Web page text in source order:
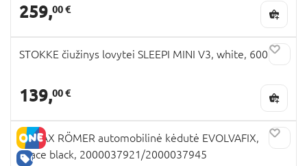
259,00 €
STOKKE čiužinys lovytei SLEEPI MINI V3, white, 600101
139,00 €
GERA KAINA
BRITAX RÖMER automobilinė kėdutė EVOLVAFIX,
space black, 2000037921/2000037945